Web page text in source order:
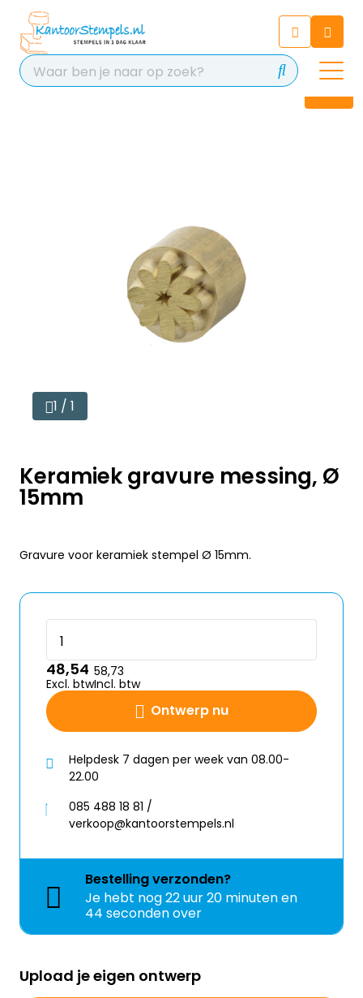
Chat 24/7 met onze chatbot
voor hulp
Contact
1 / 1
Keramiek gravure messing, Ø
15mm
Gravure voor keramiek stempel Ø 15mm.
Ontwerp nu
48,54
Excl. btw
58,73
Incl. btw
Helpdesk 7 dagen per week van 08.00-
22.00
085 488 18 81 /
verkoop@kantoorstempels.nl
Bestellingverzonden?
Je hebt nog22 uur 20 minuten en
44 seconden over
Upload je eigen ontwerp